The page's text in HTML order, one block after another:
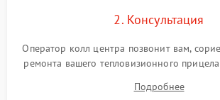
2. Консультация
Оператор колл центра позвонит вам,
ремонта вашего тепловизионного
Подробнее